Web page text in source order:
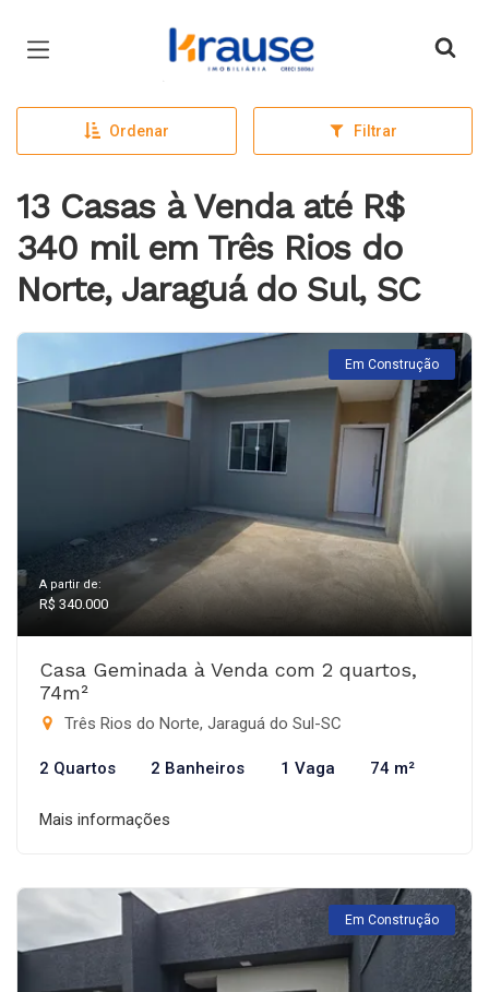
Página inicial
Ordenar Filtrar
13 Casas à Venda até R$
340 mil em Três Rios do
Norte, Jaraguá do Sul, SC
Em Construção
A partir de:
R$ 340.000
Casa Geminada à Venda com 2 quartos,
74m²
Três Rios do Norte, Jaraguá do Sul-SC
2 Quartos 2 Banheiros 1 Vaga 74 m²
Mais informações
Em Construção